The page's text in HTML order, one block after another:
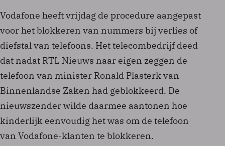
Vodafone heeft vrijdag de procedure aangepast
voor het blokkeren van nummers bij verlies of
diefstal van telefoons. Het telecombedrijf deed
dat nadat RTL Nieuws naar eigen zeggen de
telefoon van minister Ronald Plasterk van
Binnenlandse Zaken had geblokkeerd. De
nieuwszender wilde daarmee aantonen hoe
kinderlijk eenvoudig het was om de telefoon
van Vodafone-klanten te blokkeren.